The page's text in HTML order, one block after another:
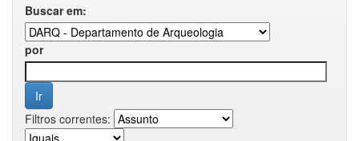
Buscar em:
por
Filtros correntes: